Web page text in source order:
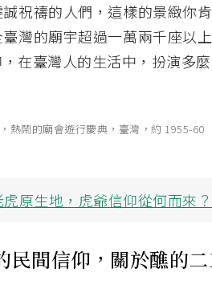
祝禱的人們，這樣的景緻你
灣的廟宇超過一萬兩千座以
在臺灣人的生活中，扮演多
熱鬧的廟會遊行慶典，臺灣，約 1955-60
原生地，虎爺信仰從何而來？
民間信仰，關於醮的